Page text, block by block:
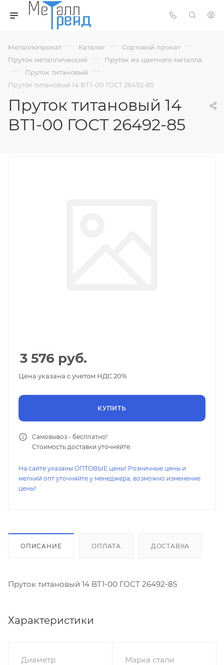
Металлопрокат — Каталог — Сортовой прокат —
Пруток металлический — Пруток из цветного металла
— Пруток титановый —
Пруток титановый 14 ВТ1-00 ГОСТ 26492-85
Пруток титановый 14
ВТ1-00 ГОСТ 26492-85
3 576 руб.
Цена указана с учетом НДС 20%
КУПИТЬ
Самовывоз - бесплатно!
Стоимость доставки уточняйте.
На сайте указаны ОПТОВЫЕ цены! Розничные цены и
мелкий опт уточняйте у менеджера, возможно изменение
цены!
ОПИСАНИЕ ОПЛАТА ДОСТАВКА
Пруток титановый 14 ВТ1-00 ГОСТ 26492-85
Характеристики
Диаметр
Марка стали